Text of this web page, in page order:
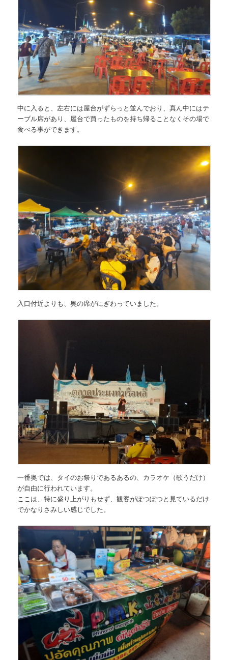
中に入ると、左右には屋台がずらっと並んでおり、真ん中にはテ
ーブル席があり、屋台で買ったものを持ち帰ることなくその場で
食べる事ができます。
入口付近よりも、奥の席がにぎわっていました。
一番奥では、タイのお祭りであるあるの、カラオケ（歌うだけ）
が自由に行われています。
ここは、特に盛り上がりもせず、観客がぽつぽつと見ているだけ
でかなりさみしい感じでした。